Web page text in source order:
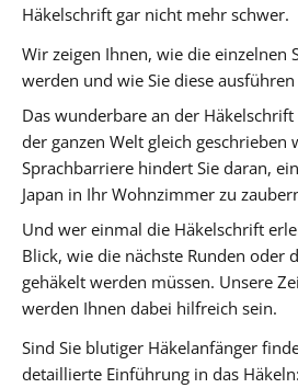
Häkelschrift gar nicht mehr schwer.
Wir zeigen Ihnen, wie die einzelnen
werden und wie Sie diese
Das wunderbare an der
der ganzen Welt gleich geschrieben
Sprachbarriere hindert Sie daran,
Japan in Ihr Wohnzimmer zu
Und wer einmal die Häkelschrift
Blick, wie die nächste Runden oder
gehäkelt werden müssen. Unsere
werden Ihnen dabei hilfreich sein.
Sind Sie blutiger Häkelanfänger
detaillierte Einführung in das Häkeln: